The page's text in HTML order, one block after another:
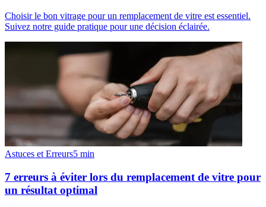
Choisir le bon vitrage pour un remplacement de vitre est essentiel.
Suivez notre guide pratique pour une décision éclairée.
Astuces et Erreurs5 min
7 erreurs à éviter lors du remplacement de vitre pour
un résultat optimal